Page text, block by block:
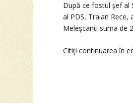
După ce fostul şef al
al PDS, Traian
Meleşcanu suma de
Citiţi continuarea în